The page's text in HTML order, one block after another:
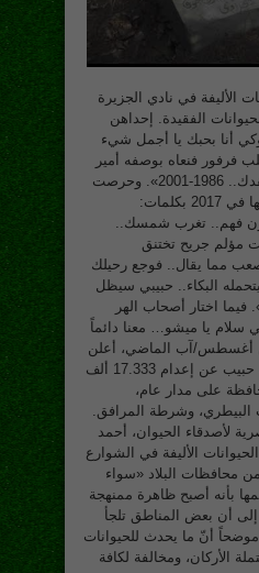
الأليفة في نادي الجزيرة
الفقيدة. إحداهن
أنا بحبك يا أجمل شيء
فرفور فنعاه بوصفه أمير
الأمراء، وكتب «سوف نفتقدك.. 1986-2001». وحرصت
رانيا الكردي على رثاء هرّتها في 2017 بكلمات:
فهم.. تغرب شمسك..
جريح تختنق
مما يقال.. فوجع رحيلك
البكاء.. حبيبي سيظل
فيما اختار أصحاب الهر
سلام يا ميشو… معنا دائماً
أغسطس/آب الماضي، أعلن
محافظ بني سويف شريف حبيب عن إعدام 17.333 ألف
على مدار عام،
البيطري، وشرطة المرافق.
لأصدقاء الحيوان، أحمد
الأليفة في الشوارع
البلاد «سواء
بأنه أصبح ظاهرة ممنهجة
أن بعض المناطق تلجأ
موضحاً أنّ ما يحدث للحيوانات
الأركان، ومخالفة لكافة